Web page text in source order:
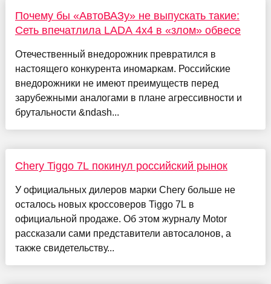
Почему бы «АвтоВАЗу» не выпускать такие:
Сеть впечатлила LADA 4x4 в «злом» обвесе
Отечественный внедорожник превратился в
настоящего конкурента иномаркам. Российские
внедорожники не имеют преимуществ перед
зарубежными аналогами в плане агрессивности и
брутальности &ndash...
Chery Tiggo 7L покинул российский рынок
У официальных дилеров марки Chery больше не
осталось новых кроссоверов Tiggo 7L в
официальной продаже. Об этом журналу Motor
рассказали сами представители автосалонов, а
также свидетельству...